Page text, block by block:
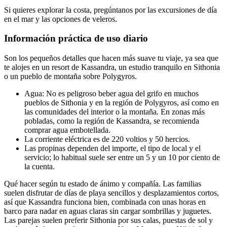
Si quieres explorar la costa, pregúntanos por las excursiones de día
en el mar y las opciones de veleros.
Información práctica de uso diario
Son los pequeños detalles que hacen más suave tu viaje, ya sea que
te alojes en un resort de Kassandra, un estudio tranquilo en Sithonia
o un pueblo de montaña sobre Polygyros.
Agua: No es peligroso beber agua del grifo en muchos
pueblos de Sithonia y en la región de Polygyros, así como en
las comunidades del interior o la montaña. En zonas más
pobladas, como la región de Kassandra, se recomienda
comprar agua embotellada.
La corriente eléctrica es de 220 voltios y 50 hercios.
Las propinas dependen del importe, el tipo de local y el
servicio; lo habitual suele ser entre un 5 y un 10 por ciento de
la cuenta.
Qué hacer según tu estado de ánimo y compañía. Las familias
suelen disfrutar de días de playa sencillos y desplazamientos cortos,
así que Kassandra funciona bien, combinada con unas horas en
barco para nadar en aguas claras sin cargar sombrillas y juguetes.
Las parejas suelen preferir Sithonia por sus calas, puestas de sol y